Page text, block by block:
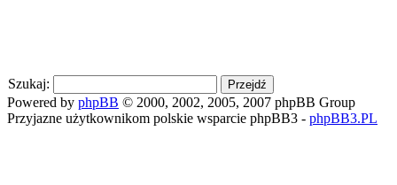
Szukaj:
Powered by phpBB © 2000, 2002, 2005, 2007 phpBB Group
Przyjazne użytkownikom polskie wsparcie phpBB3 - phpBB3.PL